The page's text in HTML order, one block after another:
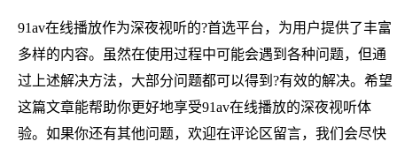
91av在线播放作为深夜视听的?首选平台，为用户提供了丰富
多样的内容。虽然在使用过程中可能会遇到各种问题，但通
过上述解决方法，大部分问题都可以得到?有效的解决。希望
这篇文章能帮助你更好地享受91av在线播放的深夜视听体
验。如果你还有其他问题，欢迎在评论区留言，我们会尽快